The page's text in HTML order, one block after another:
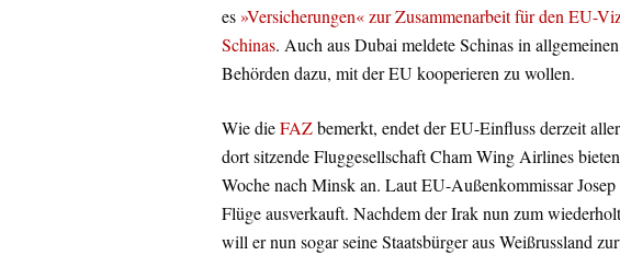
es»Versicherungen« zur Zusammenarbeit für den EU-
Schinas. Auch aus Dubai meldete Schinas in
Behörden dazu, mit der EU kooperieren zu wollen.
Wie dieFAZbemerkt, endet der EU-Einfluss derzeit
dort sitzende Fluggesellschaft Cham Wing Airlines
Woche nach Minsk an. Laut EU-Außenkommissar
Flüge ausverkauft. Nachdem der Irak nun zum
will er nun sogar seine Staatsbürger aus Weißrussland